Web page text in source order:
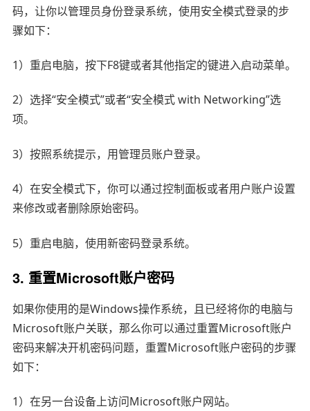
码，让你以管理员身份登录系统，使用安全模式登录的步
骤如下：
1）重启电脑，按下F8键或者其他指定的键进入启动菜单。
2）选择“安全模式”或者“安全模式 with Networking”选
项。
3）按照系统提示，用管理员账户登录。
4）在安全模式下，你可以通过控制面板或者用户账户设置
来修改或者删除原始密码。
5）重启电脑，使用新密码登录系统。
3. 重置Microsoft账户密码
如果你使用的是Windows操作系统，且已经将你的电脑与
Microsoft账户关联，那么你可以通过重置Microsoft账户
密码来解决开机密码问题，重置Microsoft账户密码的步骤
如下：
1）在另一台设备上访问Microsoft账户网站。